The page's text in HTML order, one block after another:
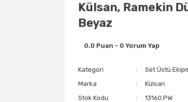
Külsan, Ramekin
Beyaz
0.0 Puan - 0 Yorum Yap
Kategori
Set Üstü
Marka
Külsan
Stok Kodu
13160.PW